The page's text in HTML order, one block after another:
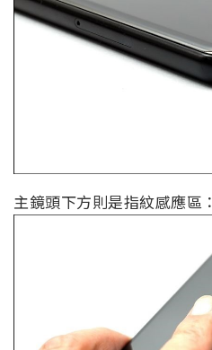
主鏡頭下方則是指紋感應區：